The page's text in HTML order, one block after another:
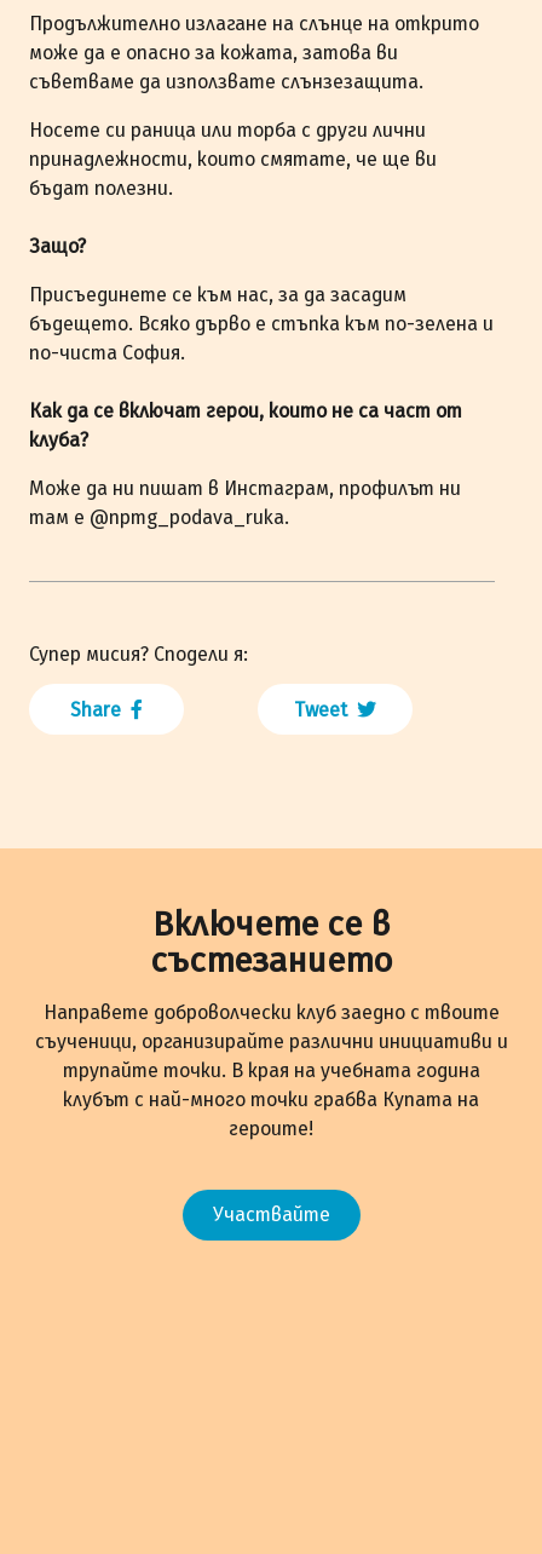
Продължително излагане на слънце на открито
може да е опасно за кожата, затова ви
съветваме да използвате слънзезащита.
Носете си раница или торба с други лични
принадлежности, които смятате, че ще ви
бъдат полезни.
Защо?
Присъединете се към нас, за да засадим
бъдещето. Всяко дърво е стъпка към по-зелена и
по-чиста София.
Как да се включат герои, които не са част от
клуба?
Може да ни пишат в Инстаграм, профилът ни
там е @npmg_podava_ruka.
Супер мисия? Сподели я:
Share Tweet
Включете се в
състезанието
Направете доброволчески клуб заедно с твоите
съученици, организирайте различни инициативи и
трупайте точки. В края на учебната година
клубът с най-много точки грабва Купата на
героите!
Участвайте